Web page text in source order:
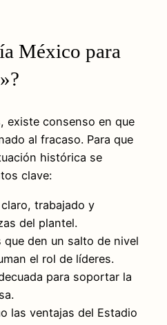
México para
existe consenso en que
al fracaso. Para que
histórica se
clave:
trabajado y
del plantel.
den un salto de nivel
el rol de líderes.
para soportar la
las ventajas del Estadio